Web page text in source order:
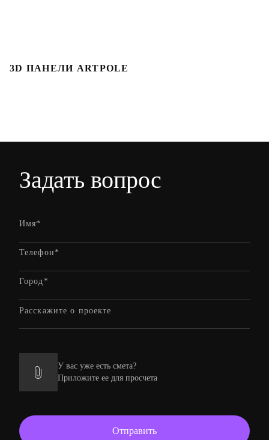
3D ПАНЕЛИ ARTPOLE
Задать вопрос
У вас уже есть смета?
Приложите ее для просчета